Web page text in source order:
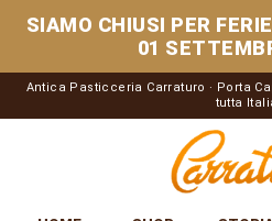
SIAMO CHIUSI PER
01
Antica Pasticceria Carraturo · Porta
tutta